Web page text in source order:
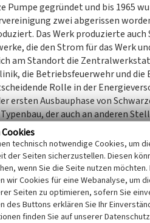
Pumpe gegründet und bis 1965
zwei abgerissen
Das Werk produzierte auch
die den Strom für das Werk
am Standort die
die Betriebsfeuerwehr und die
Rolle in der
ersten Ausbauphase von
der auch an anderen
aber höheren Teil, der die
Teil. Die erhöhte Höhe des
des verwendeten Klinkers, was
Pumpe ist. Dieses Bauwerk stellt
in der DDR dar. Die 30-kV-
für die Region.
technisch notwendige Cookies, um
der Seiten sicherzustellen. Diesen
wenn Sie die Seite nutzen möchten.
wir Cookies für eine Webanalyse, um
Seiten zu optimieren, sofern Sie
des Buttons erklären Sie Ihr
finden Sie auf unserer